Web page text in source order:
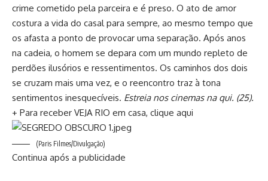
crime cometido pela parceira e é preso. O ato de amor
costura a vida do casal para sempre, ao mesmo tempo que
os afasta a ponto de provocar uma separação. Após anos
na cadeia, o homem se depara com um mundo repleto de
perdões ilusórios e ressentimentos. Os caminhos dos dois
se cruzam mais uma vez, e o reencontro traz à tona
sentimentos inesquecíveis. Estreia nos cinemas na qui. (25).
+ Para receber VEJA RIO em casa, clique aqui
(Paris Filmes/Divulgação)
Continua após a publicidade